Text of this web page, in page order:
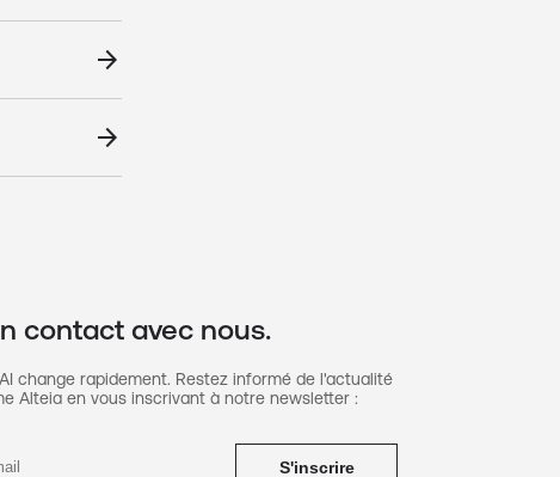
arrow_forward
arrow_forward
contact avec nous.
change rapidement. Restez informé de l'actualité
Alteia en vous inscrivant à notre newsletter :
S'inscrire